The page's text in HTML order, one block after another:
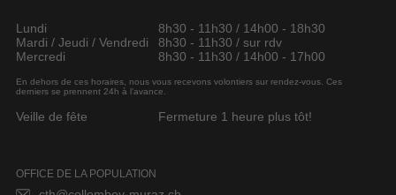
Lundi
8h30 - 11h30 / 14h00 - 18h30
Mardi / Jeudi / Vendredi
8h30 - 11h30 / sur rdv
Mercredi
8h30 - 11h30 / 14h00 - 17h00
En dehors de ces horaires, nous vous recevons volontiers sur rendez-vous. Ces
derniers se prennent 24h à l’avance.
Veille de fête Fermeture 1 heure plus tôt!
OFFICE DE LA POPULATION